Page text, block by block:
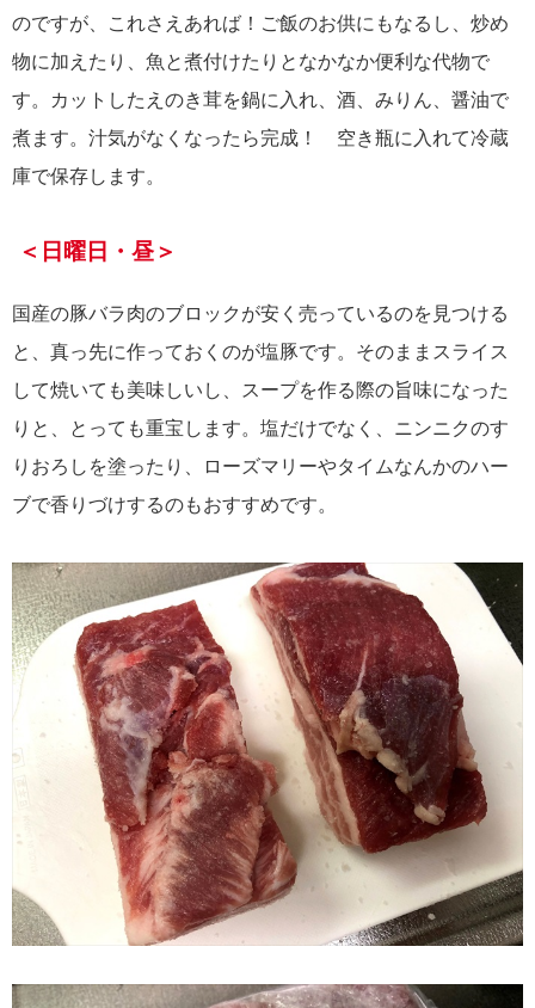
のですが、これさえあれば！ご飯のお供にもなるし、炒め
物に加えたり、魚と煮付けたりとなかなか便利な代物で
す。カットしたえのき茸を鍋に入れ、酒、みりん、醤油で
煮ます。汁気がなくなったら完成！ 空き瓶に入れて冷蔵
庫で保存します。
＜日曜日・昼＞
国産の豚バラ肉のブロックが安く売っているのを見つける
と、真っ先に作っておくのが塩豚です。そのままスライス
して焼いても美味しいし、スープを作る際の旨味になった
りと、とっても重宝します。塩だけでなく、ニンニクのす
りおろしを塗ったり、ローズマリーやタイムなんかのハー
ブで香りづけするのもおすすめです。